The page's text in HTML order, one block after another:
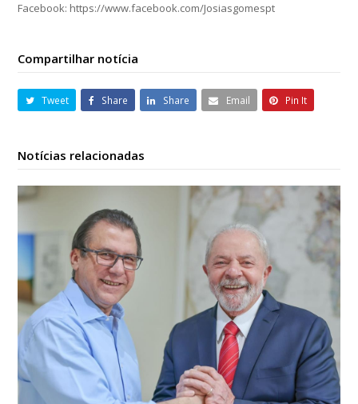
Facebook: https://www.facebook.com/Josiasgomespt
Compartilhar notícia
Tweet Share Share Email Pin It
Notícias relacionadas